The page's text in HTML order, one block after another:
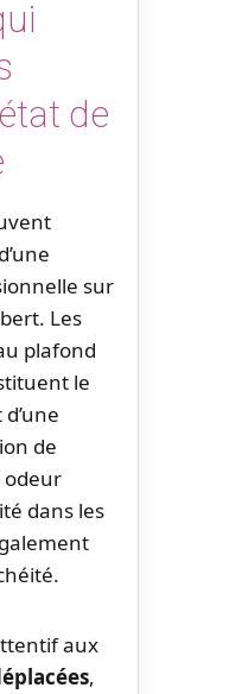
de
sur
Les
plafond
le
de
odeur
dans les
aux
,